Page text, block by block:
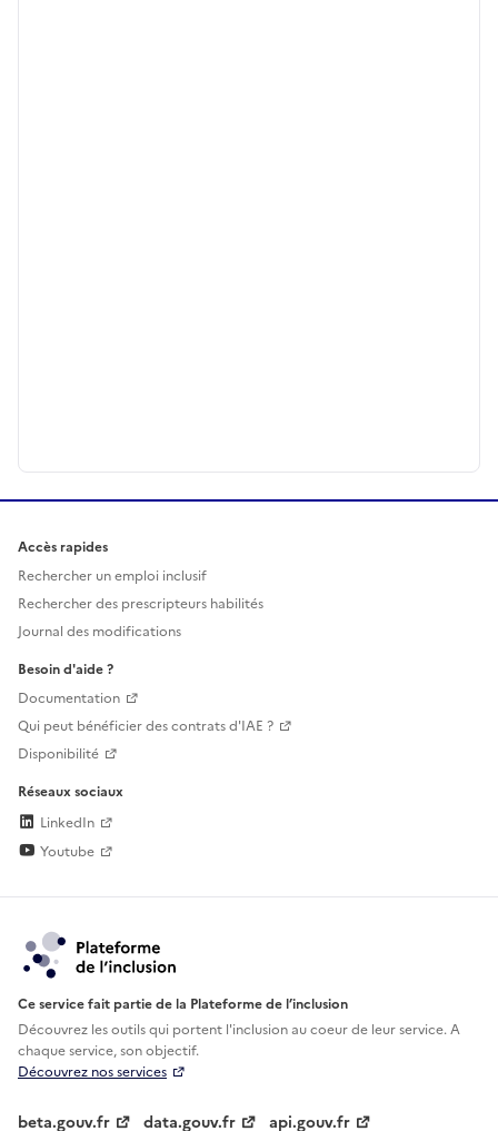
Accès rapides
Rechercher un emploi inclusif
Rechercher des prescripteurs habilités
Journal des modifications
Besoin d'aide ?
Documentation
Qui peut bénéficier des contrats d'IAE ?
Disponibilité
Réseaux sociaux
LinkedIn
Youtube
Ce service fait partie de la Plateforme de l’inclusion
Découvrez les outils qui portent l'inclusion aucoeur de leur service. A
chaque service, son objectif.
Découvrez nos services
beta.gouv.fr data.gouv.fr api.gouv.fr